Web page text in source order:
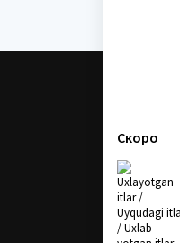
Скоро